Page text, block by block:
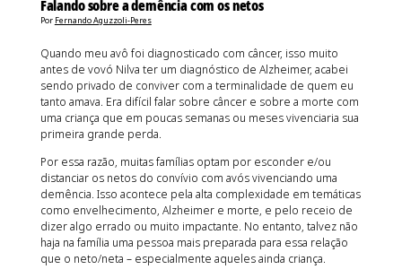
Falando sobre a demência com os netos
Por Fernando Aguzzoli-Peres
Quando meu avô foi diagnosticado com câncer, isso muito
antes de vovó Nilva ter um diagnóstico de Alzheimer, acabei
sendo privado de conviver com a terminalidade de quem eu
tanto amava. Era difícil falar sobre câncer e sobre a morte com
uma criança que em poucas semanas ou meses vivenciaria sua
primeira grande perda.
Por essa razão, muitas famílias optam por esconder e/ou
distanciar os netos do convívio com avós vivenciando uma
demência. Isso acontece pela alta complexidade em temáticas
como envelhecimento, Alzheimer e morte, e pelo receio de
dizer algo errado ou muito impactante. No entanto, talvez não
haja na família uma pessoa mais preparada para essa relação
que o neto/neta – especialmente aqueles ainda criança.